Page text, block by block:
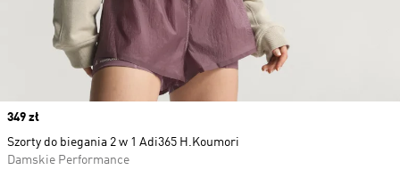
Price
349 zł
Szorty do biegania 2 w 1 Adi365 H.Koumori
Damskie Performance